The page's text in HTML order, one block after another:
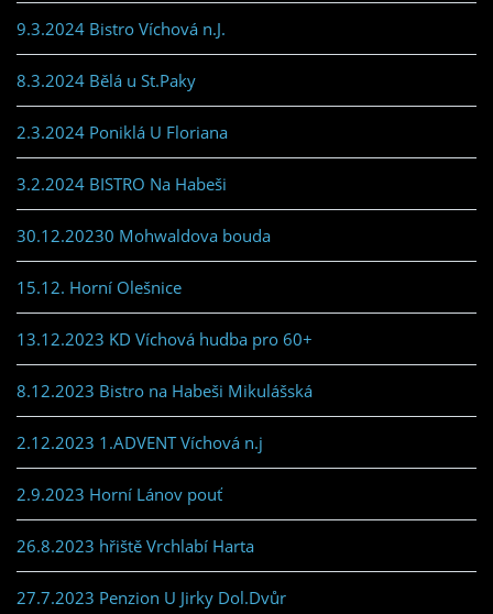
9.3.2024 Bistro Víchová n.J.
8.3.2024 Bělá u St.Paky
2.3.2024 Poniklá U Floriana
3.2.2024 BISTRO Na Habeši
30.12.20230 Mohwaldova bouda
15.12. Horní Olešnice
13.12.2023 KD Víchová hudba pro 60+
8.12.2023 Bistro na Habeši Mikulášská
2.12.2023 1.ADVENT Víchová n.j
2.9.2023 Horní Lánov pouť
26.8.2023 hřiště Vrchlabí Harta
27.7.2023 Penzion U Jirky Dol.Dvůr